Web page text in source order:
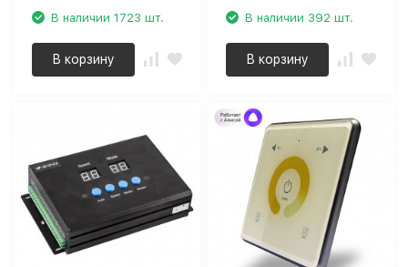
В наличии 1723 шт.
В корзину
В наличии 392 шт.
В корзину